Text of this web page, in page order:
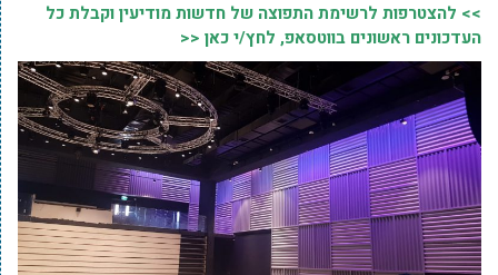
>> להצטרפות לרשימת התפוצה של חדשות מודיעין וקבלת כל
העדכונים ראשונים בווטסאפ, לחץ/י כאן <<